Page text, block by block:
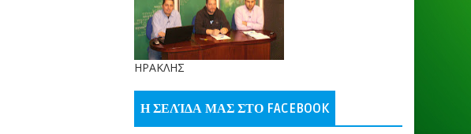
ΗΡΑΚΛΗΣ
Η ΣΕΛΊΔΑ ΜΑΣ ΣΤΟ FACEBOOK